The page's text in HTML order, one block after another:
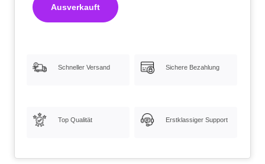
Ausverkauft
Schneller Versand Sichere Bezahlung
Top Qualität Erstklassiger Support